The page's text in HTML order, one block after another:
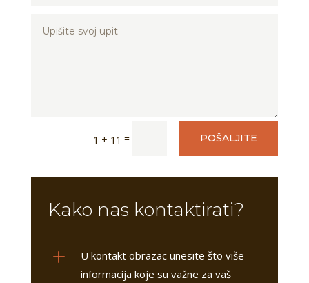
1 + 11 = POŠALJITE
Kako nas kontaktirati?
L
U kontakt obrazac unesite što više
informacija koje su važne za vaš